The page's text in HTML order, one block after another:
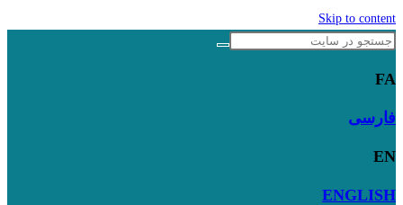
Skip to content
FA
فارسی
EN
ENGLISH